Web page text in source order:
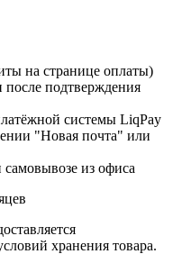
на странице оплаты)
подтверждения
системы LiqPay
"Новая почта" или
из офиса
хранения товара.